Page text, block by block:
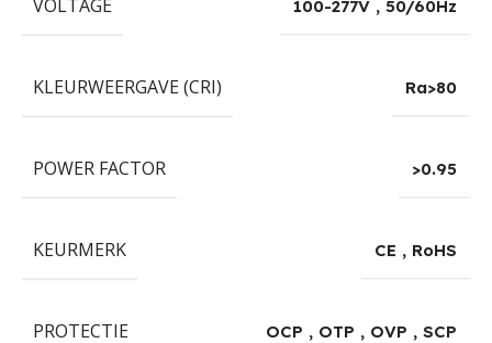
VOLTAGE 100-277V , 50/60Hz
KLEURWEERGAVE (CRI) Ra>80
POWER FACTOR >0.95
KEURMERK CE , RoHS
PROTECTIE OCP , OTP , OVP , SCP